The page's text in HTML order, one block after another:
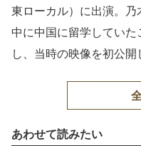
東ローカル）に出演。乃
中に中国に留学していた
し、当時の映像を初公開
あわせて読みたい